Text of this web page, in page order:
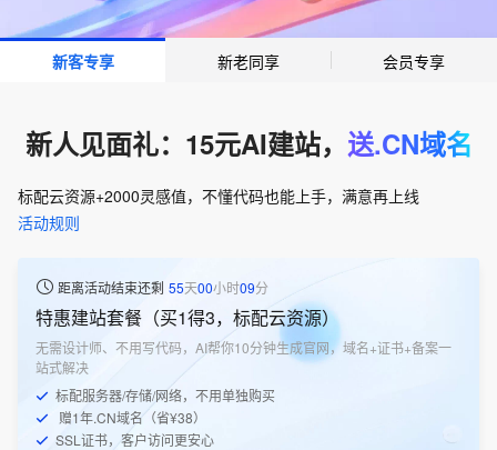
新客专享 新老同享 会员专享
新人见面礼：15元AI建站， 送.CN域名
标配云资源+2000灵感值，不懂代码也能上手，满意再上线
活动规则
距离活动结束还剩 55天00小时09分
特惠建站套餐（买1得3，标配云资源）
无需设计师、不用写代码，AI帮你10分钟生成官网，域名+证书+备案一
站式解决
标配服务器/存储/网络，不用单独购买
赠1年.CN域名（省¥38）
SSL证书，客户访问更安心